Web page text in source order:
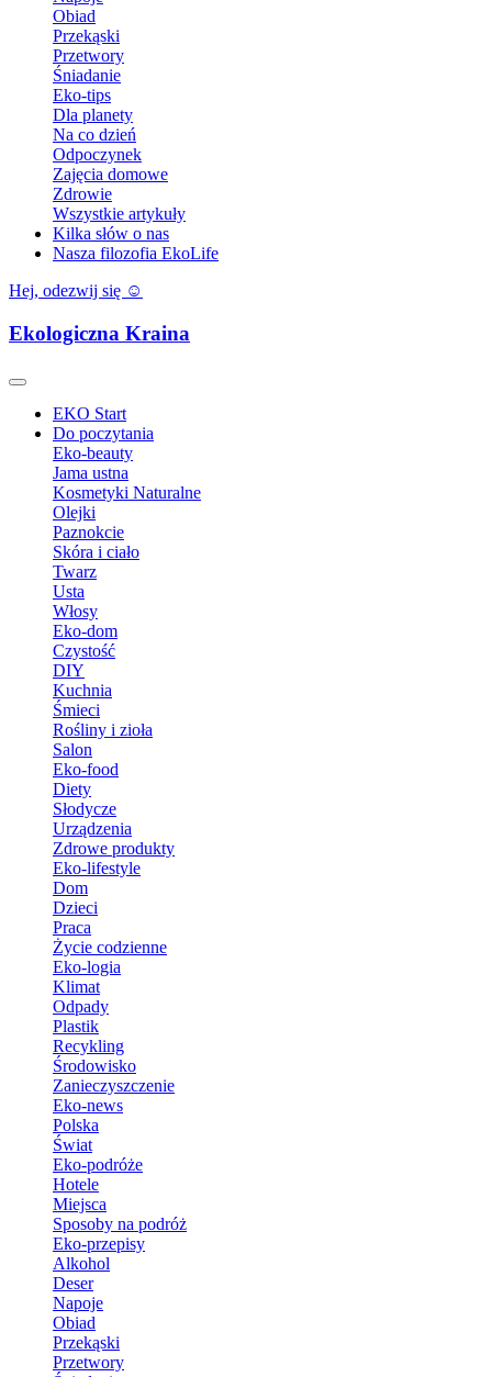
Obiad
Przekąski
Przetwory
Śniadanie
Eko-tips
Dla planety
Na co dzień
Odpoczynek
Zajęcia domowe
Zdrowie
Wszystkie artykuły
Kilka słów o nas
Nasza filozofia EkoLife
Hej, odezwij się ☺️
Ekologiczna Kraina
EKO Start
Do poczytania
Eko-beauty
Jama ustna
Kosmetyki Naturalne
Olejki
Paznokcie
Skóra i ciało
Twarz
Usta
Włosy
Eko-dom
Czystość
DIY
Kuchnia
Śmieci
Rośliny i zioła
Salon
Eko-food
Diety
Słodycze
Urządzenia
Zdrowe produkty
Eko-lifestyle
Dom
Dzieci
Praca
Życie codzienne
Eko-logia
Klimat
Odpady
Plastik
Recykling
Środowisko
Zanieczyszczenie
Eko-news
Polska
Świat
Eko-podróże
Hotele
Miejsca
Sposoby na podróż
Eko-przepisy
Alkohol
Deser
Napoje
Obiad
Przekąski
Przetwory